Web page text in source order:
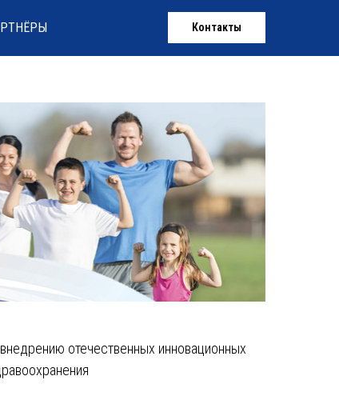
Контакты
отечественных инновационных